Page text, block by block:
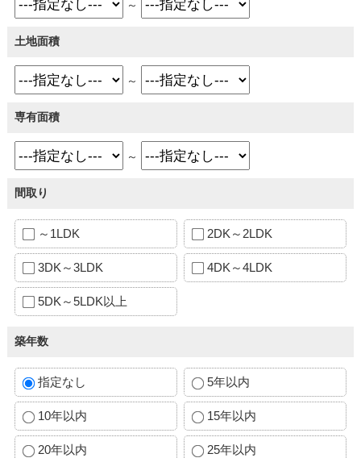
～
土地面積
～
専有面積
～
間取り
～1LDK 2DK～2LDK
3DK～3LDK 4DK～4LDK
5DK～5LDK以上
築年数
指定なし 5年以内
10年以内 15年以内
20年以内 25年以内